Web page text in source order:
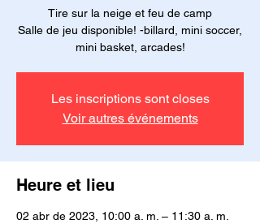
Tire sur la neige et feu de camp
Salle de jeu disponible! -billard, mini soccer,
mini basket, arcades!
Les inscriptions sont closes
Voir autres événements
Heure et lieu
02 abr de 2023, 10:00 a. m. – 11:30 a. m.